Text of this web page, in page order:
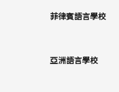
服務流程
雙國遊學
菲律賓語言學校
碧瑤
克拉克
亞洲語言學校